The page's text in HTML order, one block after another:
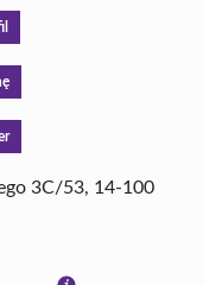
3C/53, 14-100